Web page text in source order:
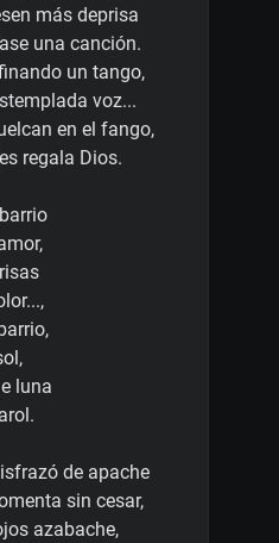
más deprisa
una canción.
un tango,
voz...
en el fango,
regala Dios.
luna
de apache
sin cesar,
azabache,